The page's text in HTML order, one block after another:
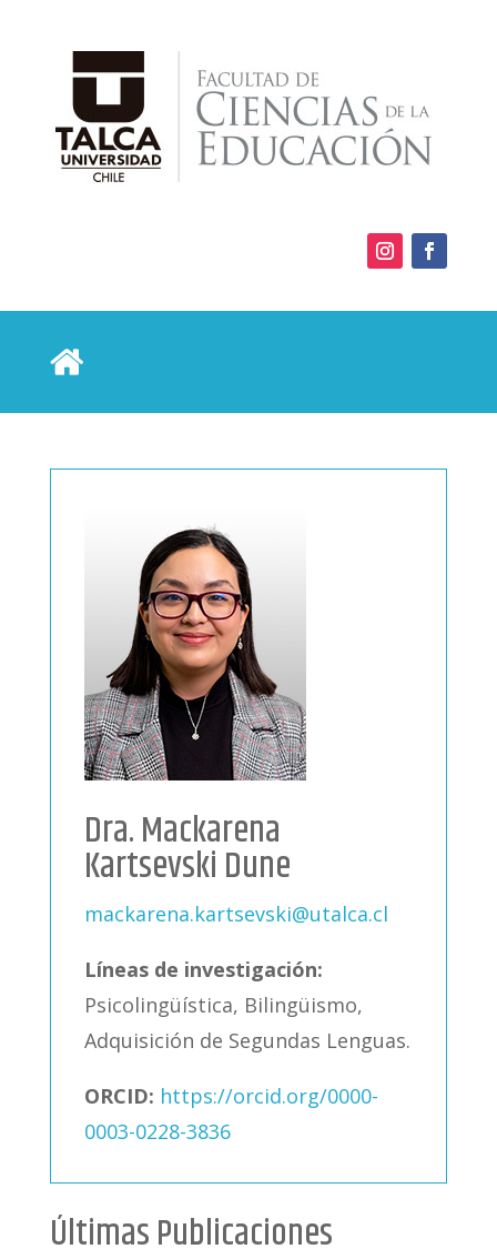
Dra. Mackarena
Kartsevski Dune
mackarena.kartsevski@utalca.cl
Líneas de investigación:
Psicolingüística, Bilingüismo,
Adquisición de Segundas Lenguas.
ORCID: https://orcid.org/0000-
0003-0228-3836
Últimas Publicaciones